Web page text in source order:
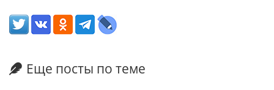
Еще посты по теме